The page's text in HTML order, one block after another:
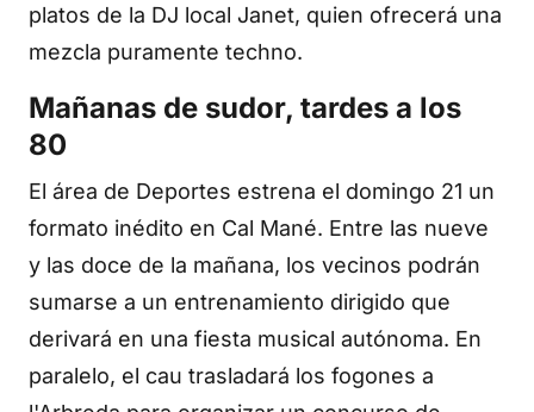
platos de la DJ local Janet, quien ofrecerá una
mezcla puramente techno.
Mañanas de sudor, tardes a los
80
El área de Deportes estrena el domingo 21 un
formato inédito en Cal Mané. Entre las nueve
y las doce de la mañana, los vecinos podrán
sumarse a un entrenamiento dirigido que
derivará en una fiesta musical autónoma. En
paralelo, el cau trasladará los fogones a